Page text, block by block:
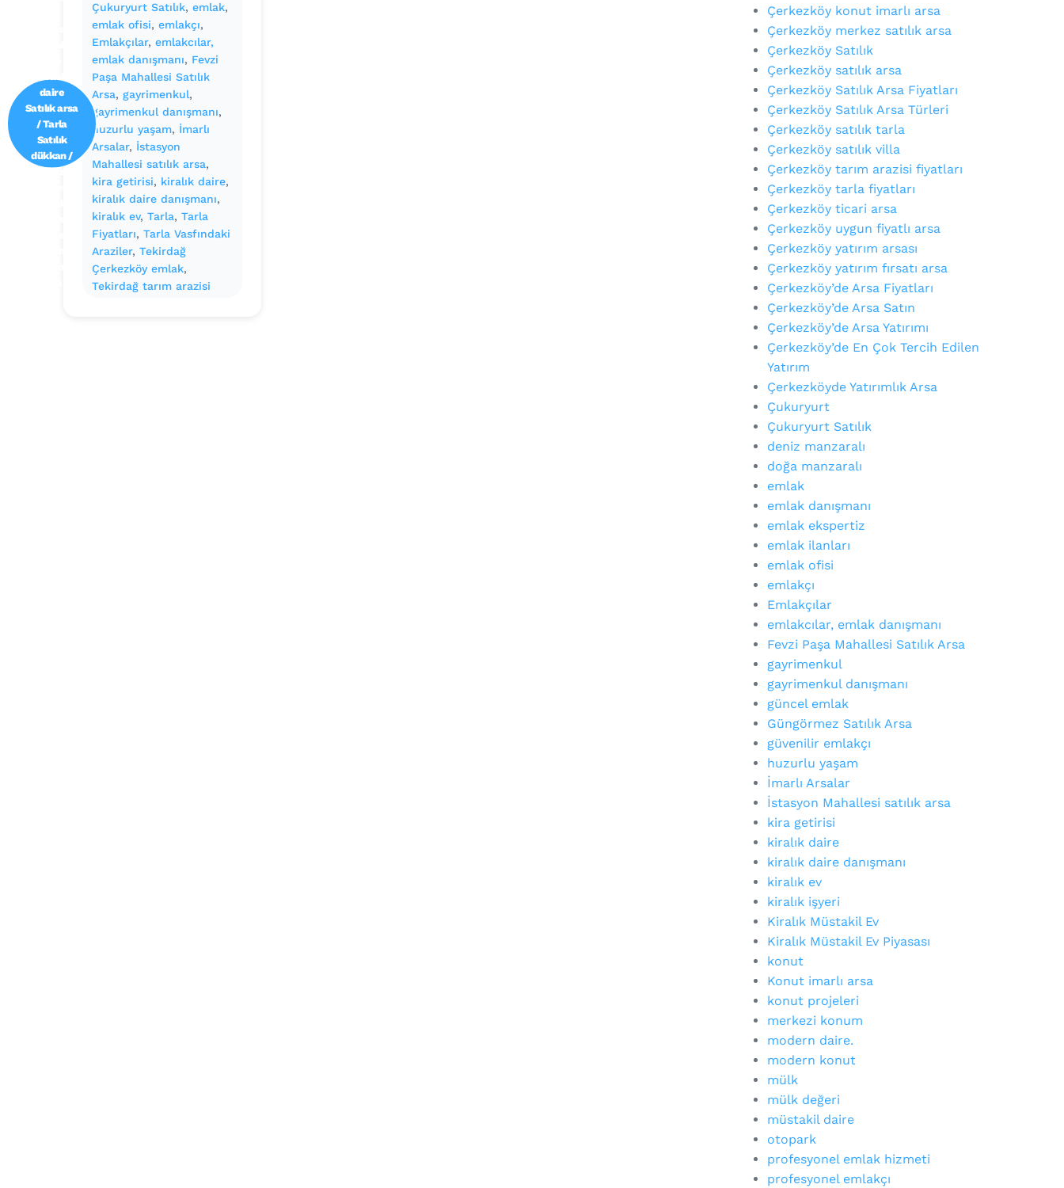
daire
Satılık arsa
/ Tarla
Satılık
dükkan /
Mağaza
Çukuryurt Satılık, emlak
emlak ofisi, emlakçı
Emlakçılar, emlakcılar,
emlak danışmanı, Fevzi
Paşa Mahallesi Satılık
Arsa, gayrimenkul
gayrimenkul danışmanı
huzurlu yaşam, İmarlı
Arsalar, İstasyon
Mahallesi satılık arsa
kira getirisi, kiralık daire
kiralık daire danışmanı
kiralık ev, Tarla, Tarla
Fiyatları, Tarla Vasfındaki
Araziler, Tekirdağ
Çerkezköy emlak
Tekirdağ tarım arazisi
Çerkezköy konut imarlı arsa
Çerkezköy merkez satılık arsa
Çerkezköy Satılık
Çerkezköy satılık arsa
Çerkezköy Satılık Arsa Fiyatları
Çerkezköy Satılık Arsa Türleri
Çerkezköy satılık tarla
Çerkezköy satılık villa
Çerkezköy tarım arazisi fiyatları
Çerkezköy tarla fiyatları
Çerkezköy ticari arsa
Çerkezköy uygun fiyatlı arsa
Çerkezköy yatırım arsası
Çerkezköy yatırım fırsatı arsa
Çerkezköy’de Arsa Fiyatları
Çerkezköy’de Arsa Satın
Çerkezköy’de Arsa Yatırımı
Çerkezköy’de En Çok Tercih Edilen
Yatırım
Çerkezköyde Yatırımlık Arsa
Çukuryurt
Çukuryurt Satılık
deniz manzaralı
doğa manzaralı
emlak
emlak danışmanı
emlak ekspertiz
emlak ilanları
emlak ofisi
emlakçı
Emlakçılar
emlakcılar, emlak danışmanı
Fevzi Paşa Mahallesi Satılık Arsa
gayrimenkul
gayrimenkul danışmanı
güncel emlak
Güngörmez Satılık Arsa
güvenilir emlakçı
huzurlu yaşam
İmarlı Arsalar
İstasyon Mahallesi satılık arsa
kira getirisi
kiralık daire
kiralık daire danışmanı
kiralık ev
kiralık işyeri
Kiralık Müstakil Ev
Kiralık Müstakil Ev Piyasası
konut
Konut imarlı arsa
konut projeleri
merkezi konum
modern daire.
modern konut
mülk
mülk değeri
müstakil daire
otopark
profesyonel emlak hizmeti
profesyonel emlakçı